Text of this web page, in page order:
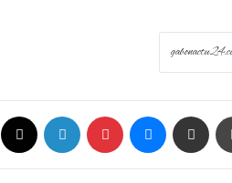
Facebook LinkedIn Pinterest Messenger Share via